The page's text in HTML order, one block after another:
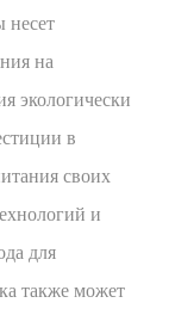
несет
на
экологически
в
своих
и
для
также может